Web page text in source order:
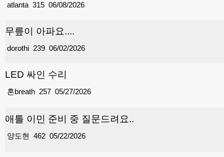
315
atlanta 06/08/2026
무릎이 아파요....
239
dorothi 06/02/2026
LED 싸인 수리
257
혼breath 05/27/2026
애틀 이민 준비 중 질문드려요..
462
양도현 05/22/2026